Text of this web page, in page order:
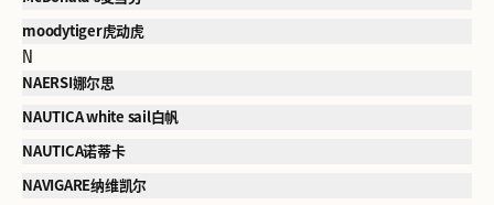
moodytiger虎动虎
N
NAERSI娜尔思
NAUTICA white sail白帆
NAUTICA诺蒂卡
NAVIGARE纳维凯尔